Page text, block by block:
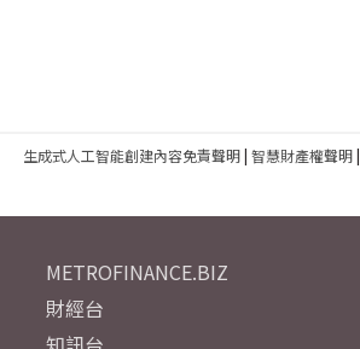
生成式人工智能創建內容免責聲明| 智慧財產權聲明|
METROFINANCE.BIZ
財經台